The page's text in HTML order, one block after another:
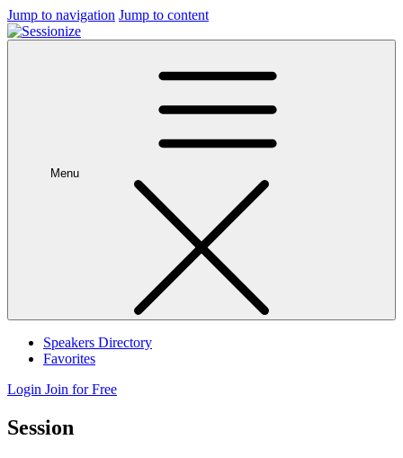
Jump to navigation Jump to content
Menu
Speakers Directory
Favorites
Login Join for Free
Session